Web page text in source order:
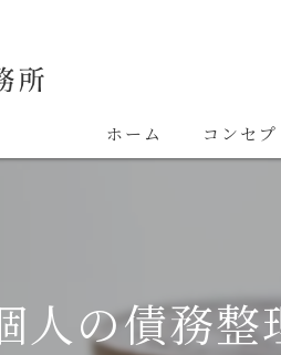
ホーム コンセプ
人の債務整